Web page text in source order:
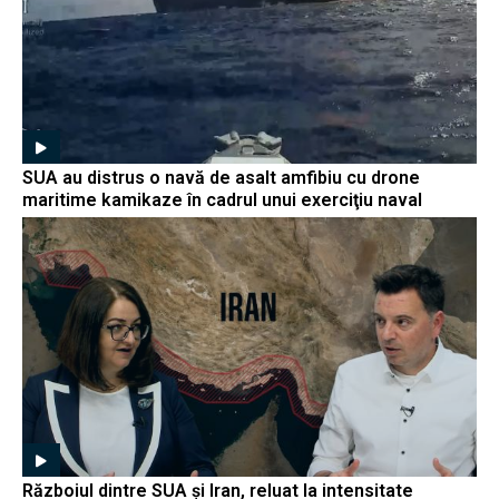
SUA au distrus o navă de asalt amfibiu cu drone
maritime kamikaze în cadrul unui exerciţiu naval
Războiul dintre SUA și Iran, reluat la intensitate